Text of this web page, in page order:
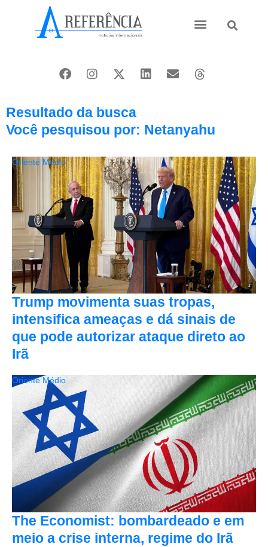
Resultado da busca
Você pesquisou por: Netanyahu
Trump movimenta suas tropas,
intensifica ameaças e dá sinais de
que pode autorizar ataque direto ao
Irã
Oriente Médio
The Economist: bombardeado e em
meio a crise interna, regime do Irã
Oriente Médio